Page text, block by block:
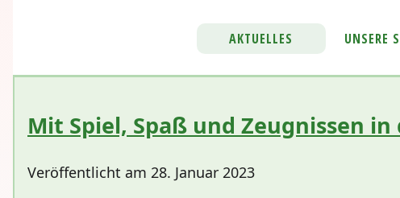
AKTUELLES UNSERE
Mit Spiel, Spaß und Zeugnissen
Veröffentlicht am 28. Januar 2023